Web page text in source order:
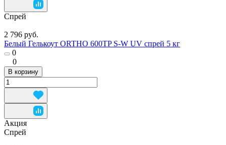
Спрей
2 796 руб.
Белый Гелькоут ORTHO 600TP S-W UV спрей 5 кг
0
0
В корзину
Акция
Спрей